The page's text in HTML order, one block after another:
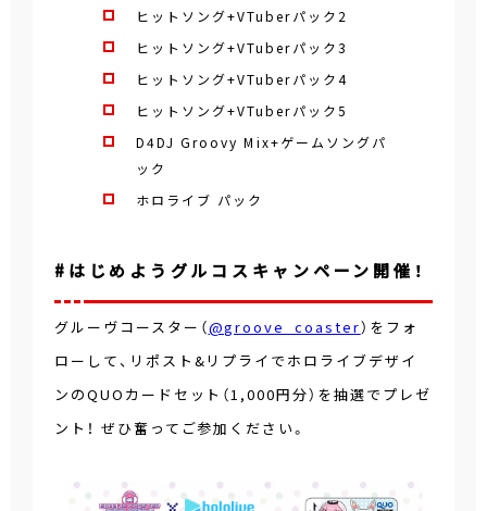
ヒットソング+VTuberパック2
ヒットソング+VTuberパック3
ヒットソング+VTuberパック4
ヒットソング+VTuberパック5
D4DJ Groovy Mix+ゲームソングパ
ック
ホロライブ パック
#はじめようグルコスキャンペーン開催！
グルーヴコースター（@groove_coaster）をフォ
ローして、リポスト&リプライでホロライブデザイ
ンのQUOカードセット（1,000円分）を抽選でプレゼ
ント！ ぜひ奮ってご参加ください。